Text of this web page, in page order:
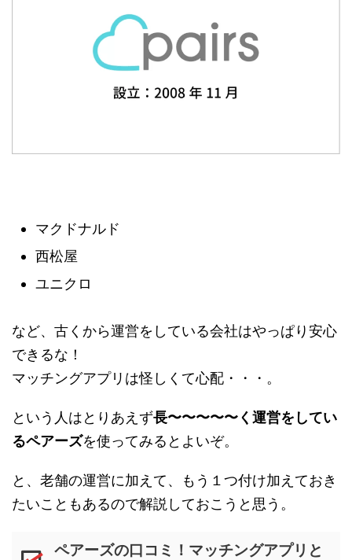
マクドナルド
西松屋
ユニクロ
など、古くから運営をしている会社はやっぱり安心
できるな！
マッチングアプリは怪しくて心配・・・。
という人はとりあえず長〜〜〜〜〜く運営をしてい
るペアーズを使ってみるとよいぞ。
と、老舗の運営に加えて、もう１つ付け加えておき
たいこともあるので解説しておこうと思う。
ペアーズの口コミ！マッチングアプリと